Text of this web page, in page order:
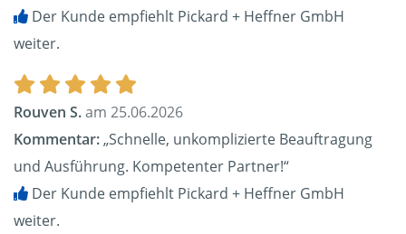
Der Kunde empfiehlt Pickard + Heffner GmbH
weiter.
Rouven S.am 25.06.2026
Kommentar:„Schnelle, unkomplizierte Beauftragung
und Ausführung. Kompetenter Partner!“
Der Kunde empfiehlt Pickard + Heffner GmbH
weiter.